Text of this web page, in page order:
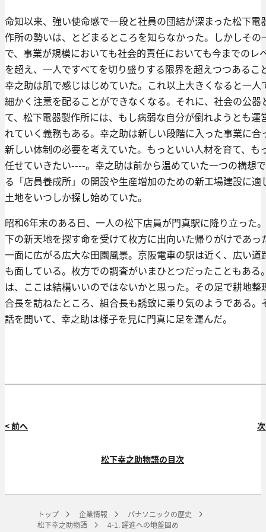
命知以来、強い使命感で一段と社員の団結が深まった松下電
作所の勢いは、とどまるところを知らなかった。しかしその
で、事業が規模においても社会的責任においても今までのレ
を超え、一人ですべてを切り盛りする限界を超えつつあるこ
幸之助は肌で感じはじめていた。これ以上大きくなると一人
細かく注意を配ることができなくなる。それに、社会の公器
て、松下電器製作所には、もし病弱な自分が倒れようとも運
れていく義務もある。幸之助は新しい段階に入った事業に合
新しい体制の必要を考えていた。もっといい人材を育て、も
任せていきたい----。幸之助は前から温めていた一つの構想
る「店員養成所」の開設や生産増加のための新工場建設に適
土地をいつしか探し始めていた。
昭和6年末のある日、一人の松下店員が門真駅に降り立った
下の新天地を探す命を受けて枚方に出向いた帰りがけであっ
一面に広がる広大な田園風景。京阪電車の駅は近く、広い道
も面している。枚方での調査がいまひとつだったこともある
は、ここは結構いいのではないかと思った。その足で耕地整
合長を訪ねたところ、組合長も誘致に乗り気のようである。
話を聞いて、幸之助は様子を見に門真に足を運んだ。
< 前へ
松下幸之助物語の目次
トップ 企業情報
パナソニックの歴史
松下幸之助物語
4-1. 躍進への地盤固め